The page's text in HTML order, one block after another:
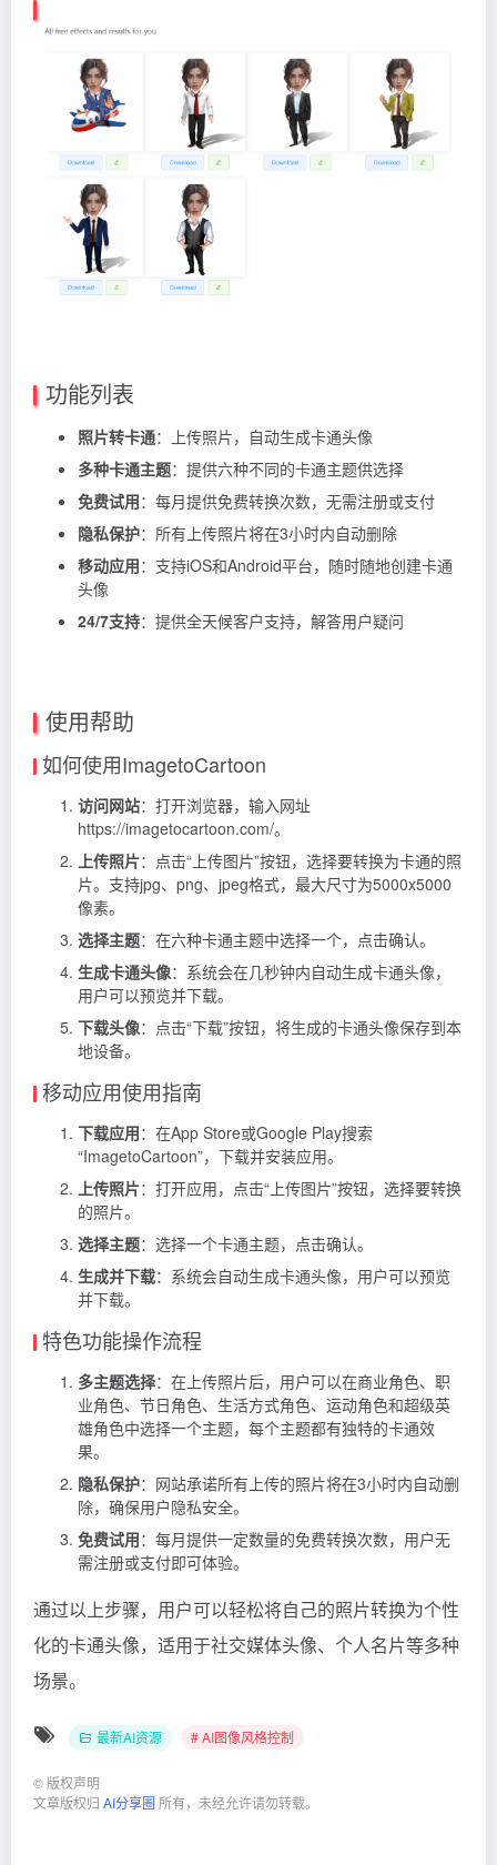
功能列表
照片转卡通：上传照片，自动生成卡通头像
多种卡通主题：提供六种不同的卡通主题供选择
免费试用：每月提供免费转换次数，无需注册或支付
隐私保护：所有上传照片将在3小时内自动删除
移动应用：支持iOS和Android平台，随时随地创建卡通
头像
24/7支持：提供全天候客户支持，解答用户疑问
使用帮助
如何使用ImagetoCartoon
访问网站：打开浏览器，输入网址
https://imagetocartoon.com/。
上传照片：点击“上传图片”按钮，选择要转换为卡通的照
片。支持jpg、png、jpeg格式，最大尺寸为5000x5000
像素。
选择主题：在六种卡通主题中选择一个，点击确认。
生成卡通头像：系统会在几秒钟内自动生成卡通头像，
用户可以预览并下载。
下载头像：点击“下载”按钮，将生成的卡通头像保存到本
地设备。
移动应用使用指南
下载应用：在App Store或Google Play搜索
“ImagetoCartoon”，下载并安装应用。
上传照片：打开应用，点击“上传图片”按钮，选择要转换
的照片。
选择主题：选择一个卡通主题，点击确认。
生成并下载：系统会自动生成卡通头像，用户可以预览
并下载。
特色功能操作流程
多主题选择：在上传照片后，用户可以在商业角色、职
业角色、节日角色、生活方式角色、运动角色和超级英
雄角色中选择一个主题，每个主题都有独特的卡通效
果。
隐私保护：网站承诺所有上传的照片将在3小时内自动删
除，确保用户隐私安全。
免费试用：每月提供一定数量的免费转换次数，用户无
需注册或支付即可体验。
通过以上步骤，用户可以轻松将自己的照片转换为个性
化的卡通头像，适用于社交媒体头像、个人名片等多种
场景。
最新AI资源 # AI图像风格控制
© 版权声明
文章版权归 AI分享圈 所有，未经允许请勿转载。